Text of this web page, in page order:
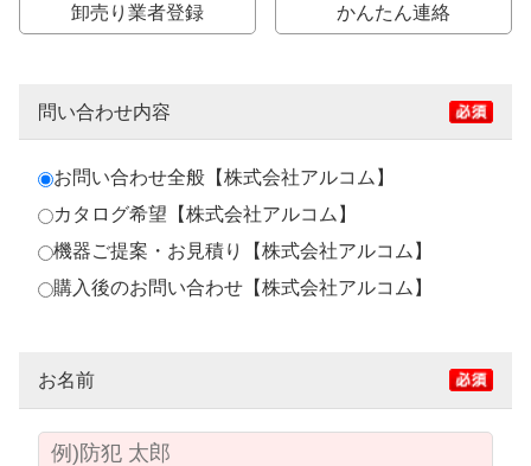
卸売り業者登録 かんたん連絡
問い合わせ内容
お問い合わせ全般【株式会社アルコム】
カタログ希望【株式会社アルコム】
機器ご提案・お見積り【株式会社アルコム】
購入後のお問い合わせ【株式会社アルコム】
お名前